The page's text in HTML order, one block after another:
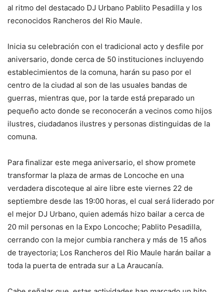
al ritmo del destacado DJ Urbano Pablito Pesadilla y los
reconocidos Rancheros del Rio Maule.
Inicia su celebración con el tradicional acto y desfile por
aniversario, donde cerca de 50 instituciones incluyendo
establecimientos de la comuna, harán su paso por el
centro de la ciudad al son de las usuales bandas de
guerras, mientras que, por la tarde está preparado un
pequeño acto donde se reconocerán a vecinos como hijos
ilustres, ciudadanos ilustres y personas distinguidas de la
comuna.
Para finalizar este mega aniversario, el show promete
transformar la plaza de armas de Loncoche en una
verdadera discoteque al aire libre este viernes 22 de
septiembre desde las 19:00 horas, el cual será liderado por
el mejor DJ Urbano, quien además hizo bailar a cerca de
20 mil personas en la Expo Loncoche; Pablito Pesadilla,
cerrando con la mejor cumbia ranchera y más de 15 años
de trayectoria; Los Rancheros del Rio Maule harán bailar a
toda la puerta de entrada sur a La Araucanía.